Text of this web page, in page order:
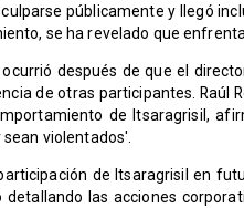
públicamente y llegó
se ha revelado que
después de que el
de otras participantes. Raúl
de Itsaragrisil,
violentados'.
de Itsaragrisil en
detallando las acciones